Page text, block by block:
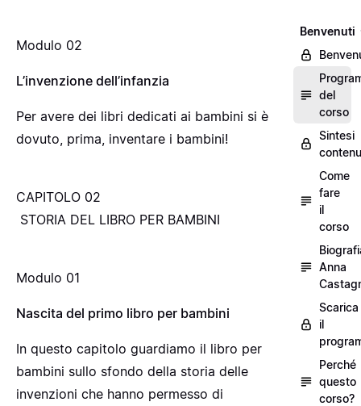
Modulo 02
L’invenzione dell’infanzia
Per avere dei libri dedicati ai bambini si è
dovuto, prima, inventare i bambini!
CAPITOLO 02
STORIA DEL LIBRO PER BAMBINI
Modulo 01
Nascita del primo libro per bambini
In questo capitolo guardiamo il libro per
bambini sullo sfondo della storia delle
invenzioni che hanno permesso di
Benvenuti
del
corso
Sintesi
Come
fare
il
corso
Anna
Scarica
il
Perché
questo
corso?